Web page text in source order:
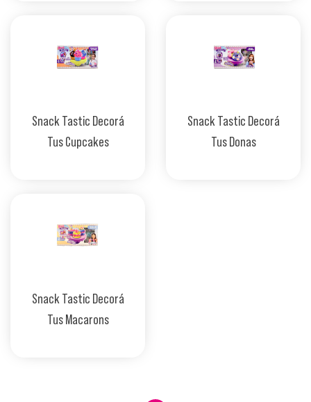
Snack Tastic Decorá
Tus Cupcakes
Snack Tastic Decorá
Tus Donas
Snack Tastic Decorá
Tus Macarons